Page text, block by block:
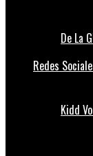
De La
Redes
Kidd